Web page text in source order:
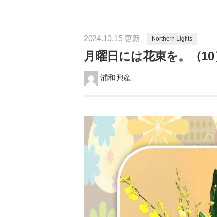
2024.10.15 更新 Northern Lights
月曜日には花束を。（10
浦和興産